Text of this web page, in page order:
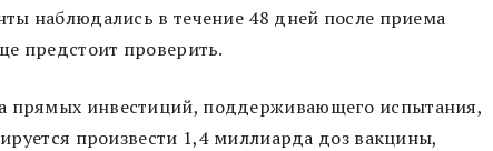
наблюдались в течение 48 дней после приема
предстоит проверить.
прямых инвестиций, поддерживающего испытания,
произвести 1,4 миллиарда доз вакцины,